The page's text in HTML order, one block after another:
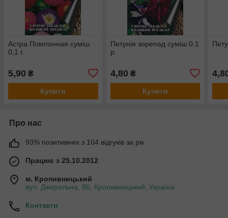
Астра Помпонная суміш
0,1 г.
5,90 ₴
Купити
Петунія зорепад суміш 0.1
р.
4,80 ₴
Купити
Про нас
93% позитивних з 104 відгуків за рік
Працює з 25.10.2012
м. Кропивницький
вул. Джерельна, 86, Кропивницький, Україна
Контакти